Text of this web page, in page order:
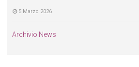
5 Marzo 2026
Archivio News